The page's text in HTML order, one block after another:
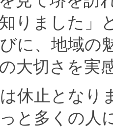
りました」
に、地域の
大切さを実
休止となり
と多くの人